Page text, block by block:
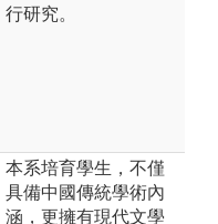
行研究。
本系培育學生，不僅
具備中國傳統學術內
涵，更擁有現代文學